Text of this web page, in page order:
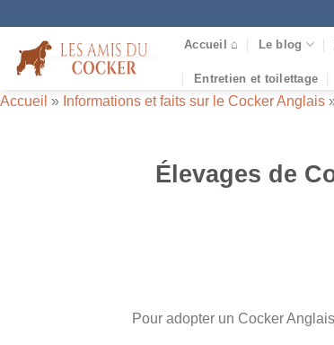
contenu
Accueil ⌂ Le blog
Entretien et toilettage
Accueil » Informations et faits sur le Cocker Anglais
Élevages de
Pour adopter un Cocker